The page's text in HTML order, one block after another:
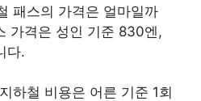
패스의 가격은 얼마일까
가격은 성인 기준 830엔,
다.
하철 비용은 어른 기준 1회